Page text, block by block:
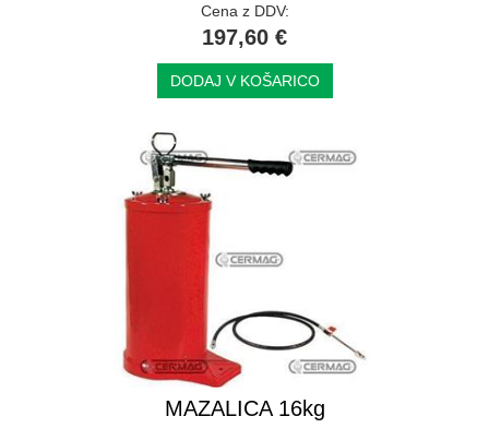
Cena z DDV:
197,60 €
DODAJ V KOŠARICO
MAZALICA 16kg